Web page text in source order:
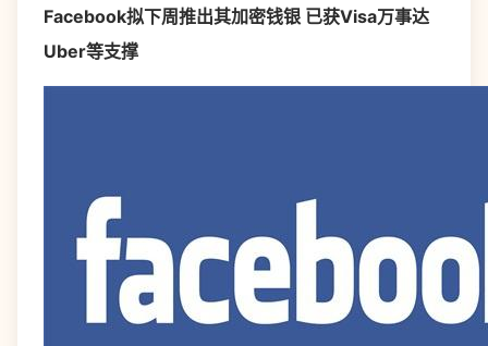
Facebook拟下周推出其加密钱银 已获Visa万事达
Uber等支撑